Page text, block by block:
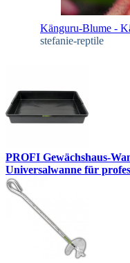
stefanie-reptile
PROFI Gewächshaus-
Universalwanne für